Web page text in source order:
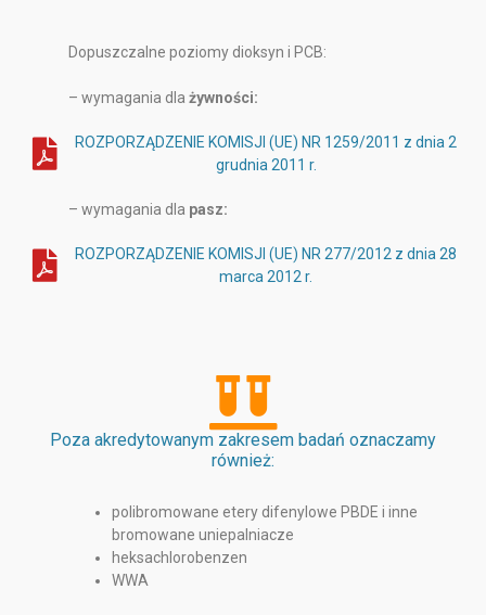
Dopuszczalne poziomy dioksyn i PCB:
– wymagania dla żywności:
ROZPORZĄDZENIE KOMISJI (UE) NR 1259/2011 z dnia 2
grudnia 2011 r.
– wymagania dla pasz:
ROZPORZĄDZENIE KOMISJI (UE) NR 277/2012 z dnia 28
marca 2012 r.
Poza akredytowanym zakresem badań oznaczamy
również:
polibromowane etery difenylowe PBDE i inne
bromowane uniepalniacze
heksachlorobenzen
WWA